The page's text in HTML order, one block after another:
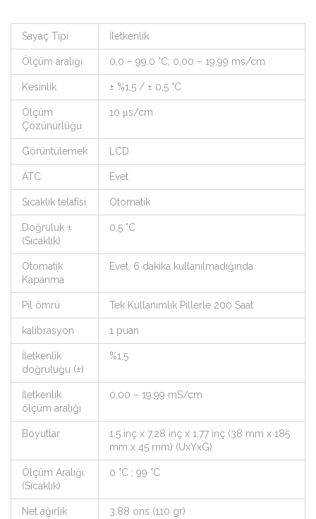
Sayaç Tipi İletkenlik
Ölçüm aralığı 0.0 – 99.0 °C; 0,00 – 19,99 ms/cm
Kesinlik ± %1,5 / ± 0,5 °C
Ölçüm
Çözünürlüğü
10 μs/cm
Görüntülemek LCD
ATC Evet
Sıcaklık telafisi Otomatik
Doğruluk ±
(Sıcaklık)
0,5 °C
Otomatik
Kapanma
Evet, 6 dakika kullanılmadığında
Pil ömrü Tek Kullanımlık Pillerle 200 Saat
kalibrasyon 1 puan
İletkenlik
doğruluğu (±)
%1,5
İletkenlik
ölçüm aralığı
0,00 – 19.99 mS/cm
Boyutlar
1,5 inç x 7,28 inç x 1,77 inç (38 mm x 185
mm x 45 mm) (UxYxG)
Ölçüm Aralığı
(Sıcaklık)
0 °C ; 99 °C
Net ağırlık 3,88 ons (110 gr)